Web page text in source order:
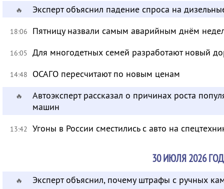
🔥 Эксперт объяснил падение спроса на
18:06 Пятницу назвали самым аварийным днём
16:05 Для многодетных семей разработают новый
14:48 ОСАГО пересчитают по новым ценам
🔥
Автоэксперт рассказал о причинах роста
машин
13:42 Угоны в России сместились с авто на
30 ИЮЛЯ 2026
🔥
Эксперт объяснил, почему штрафы с ручных